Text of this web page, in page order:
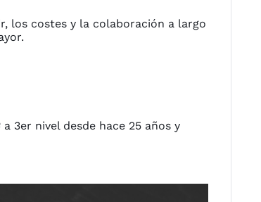
los costes y la colaboración a largo
3er nivel desde hace 25 años y